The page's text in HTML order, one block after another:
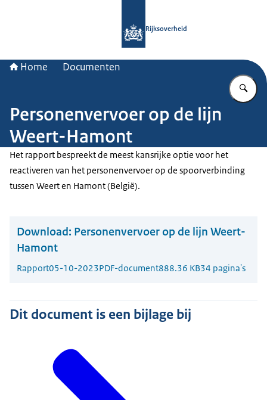
Rijksoverheid
Home Documenten
Personenvervoer op de lijn
Weert-Hamont
Het rapport bespreekt de meest kansrijke optie voor het
reactiveren van het personenvervoer op de spoorverbinding
tussen Weert en Hamont (België).
Download: Personenvervoer op de lijn Weert-
Hamont
Rapport05-10-2023PDF-document888.36 KB34 pagina's
Dit document is een bijlage bij